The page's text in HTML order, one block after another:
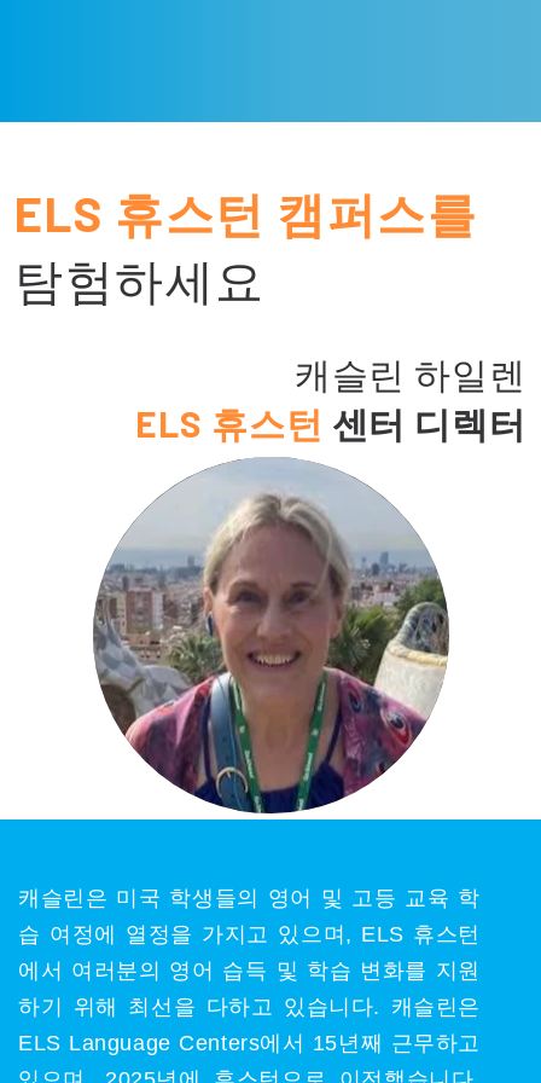
ELS 휴스턴 캠퍼스를
탐험하세요
캐슬린 하일렌
ELS 휴스턴 센터 디렉터
캐슬린은 미국 학생들의 영어 및 고등 교육 학
습 여정에 열정을 가지고 있으며, ELS 휴스턴
에서 여러분의 영어 습득 및 학습 변화를 지원
하기 위해 최선을 다하고 있습니다. 캐슬린은
ELS Language Centers에서 15년째 근무하고